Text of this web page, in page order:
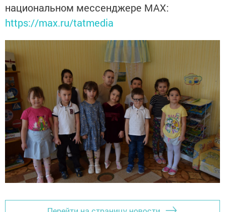
национальном мессенджере MАХ:
https://max.ru/tatmedia